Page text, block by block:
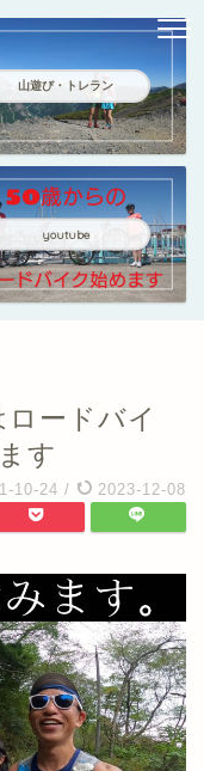
山遊び・トレラン
youtube
ードバイ
す
10-24 / 2023-12-08